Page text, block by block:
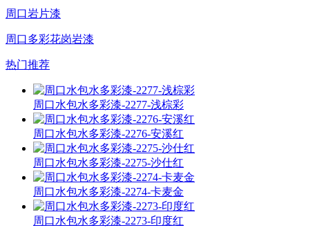
周口岩片漆
周口多彩花岗岩漆
热门推荐
周口水包水多彩漆-2277-浅棕彩
周口水包水多彩漆-2276-安溪红
周口水包水多彩漆-2275-沙仕红
周口水包水多彩漆-2274-卡麦金
周口水包水多彩漆-2273-印度红